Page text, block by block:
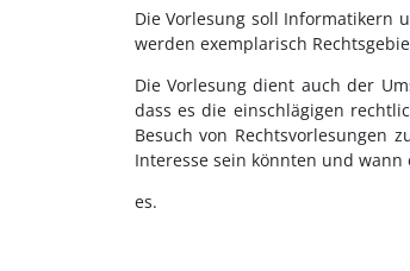
Die Vorlesung soll Informatikern
werden exemplarisch
Die Vorlesung dient auch der
dass es die einschlägigen
Besuch von Rechtsvorlesungen
Interesse sein könnten und
es.